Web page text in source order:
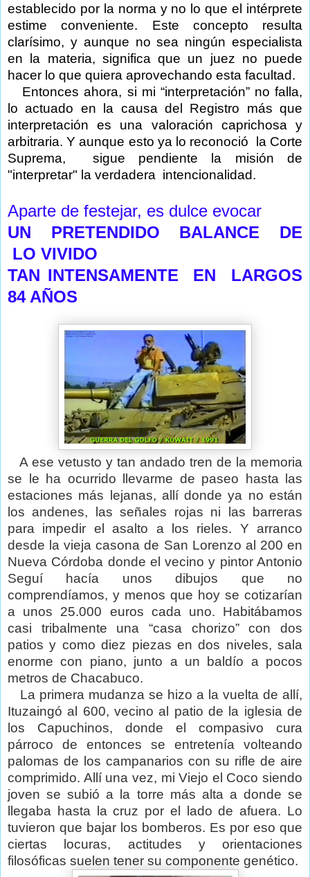
establecido por la norma y no lo que el intérprete
estime conveniente. Este concepto resulta
clarísimo, y aunque no sea ningún especialista
en la materia, significa que un juez no puede
hacer lo que quiera aprovechando esta facultad.
Entonces ahora, si mi “interpretación” no falla,
lo actuado en la causa del Registro más que
interpretación es una valoración caprichosa y
arbitraria. Y aunque esto ya lo reconoció la Corte
Suprema, sigue pendiente la misión de
"interpretar" la verdadera intencionalidad.
Aparte de festejar, es dulce evocar
UN
PRETENDIDO BALANCE
DE
LO VIVIDO
TAN INTENSAMENTE
EN
LARGOS
84 AÑOS
A ese vetusto y tan andado tren de la memoria
se le ha ocurrido llevarme de paseo hasta las
estaciones más lejanas, allí donde ya no están
los andenes, las señales rojas ni las barreras
para impedir el asalto a los rieles. Y arranco
desde la vieja casona de San Lorenzo al 200 en
Nueva Córdoba donde el vecino y pintor Antonio
Seguí hacía unos dibujos que no
comprendíamos, y menos que hoy se cotizarían
a unos 25.000 euros cada uno. Habitábamos
casi tribalmente una “casa chorizo” con dos
patios y como diez piezas en dos niveles, sala
enorme con piano, junto a un baldío a pocos
metros de Chacabuco.
La primera mudanza se hizo a la vuelta de allí,
Ituzaingó al 600, vecino al patio de la iglesia de
los Capuchinos, donde el compasivo cura
párroco de entonces se entretenía volteando
palomas de los campanarios con su rifle de aire
comprimido. Allí una vez, mi Viejo el Coco siendo
joven se subió a la torre más alta a donde se
llegaba hasta la cruz por el lado de afuera. Lo
tuvieron que bajar los bomberos. Es por eso que
ciertas locuras, actitudes y orientaciones
filosóficas suelen tener su componente genético.